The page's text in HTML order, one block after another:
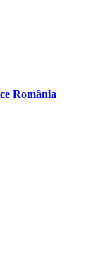
România